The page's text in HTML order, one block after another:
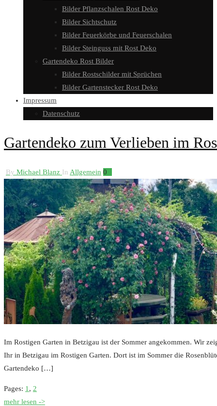
Bilder Pflanzschalen Rost Deko
Bilder Sichtschutz
Bilder Feuerkörbe und Feuerschalen
Bilder Steinguss mit Rost Deko
Gartendeko Rost Bilder
Bilder Rostschilder mit Sprüchen
Bilder Gartenstecker Rost Deko
Impressum
Datenschutz
Gartendeko zum Verlieben im
By Michael Blanz In Allgemein 0
Im Rostigen Garten in Betzigau ist der Sommer angekommen. Wir
Ihr in Betzigau im Rostigen Garten. Dort ist im Sommer die
Gartendeko […]
Pages: 1 , 2
mehr lesen ->